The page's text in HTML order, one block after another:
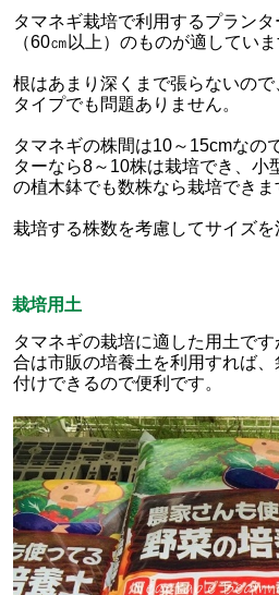
タマネギ栽培で利用するプラン
（60㎝以上）のものが適していま
根はあまり深くまで張らないの
タイプでも問題ありません。
タマネギの株間は10～15cmなの
ターなら8～10株は栽培でき、小
の植木鉢でも数株なら栽培できま
栽培する株数を考慮してサイズを
栽培用土
タマネギの栽培に適した用土で
合は市販の培養土を利用すれば、
付けできるので便利です。